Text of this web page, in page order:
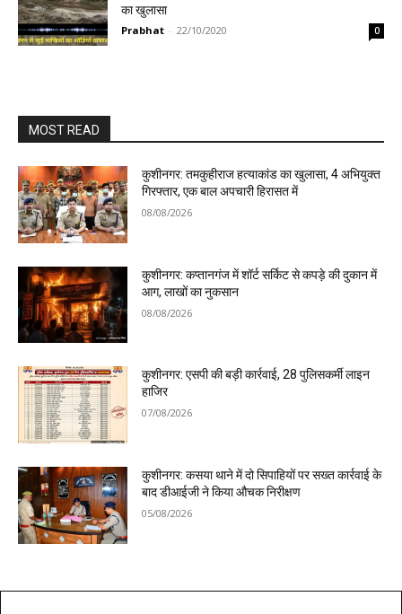
का खुलासा
Prabhat - 22/10/2020 0
MOST READ
कुशीनगर: तमकुहीराज हत्याकांड का खुलासा, 4 अभियुक्त
गिरफ्तार, एक बाल अपचारी हिरासत में
08/08/2026
कुशीनगर: कप्तानगंज में शॉर्ट सर्किट से कपड़े की दुकान में
आग, लाखों का नुकसान
08/08/2026
कुशीनगर: एसपी की बड़ी कार्रवाई, 28 पुलिसकर्मी लाइन
हाजिर
07/08/2026
कुशीनगर: कसया थाने में दो सिपाहियों पर सख्त कार्रवाई के
बाद डीआईजी ने किया औचक निरीक्षण
05/08/2026